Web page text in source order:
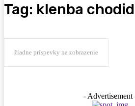
Tag: klenba
žiadne príspevky na zobrazenie
- Advertisement